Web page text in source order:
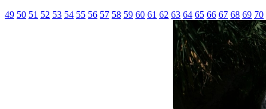
49 50 51 52 53 54 55 56 57 58 59 60 61 62 63 64 65 66 67 68 69 70